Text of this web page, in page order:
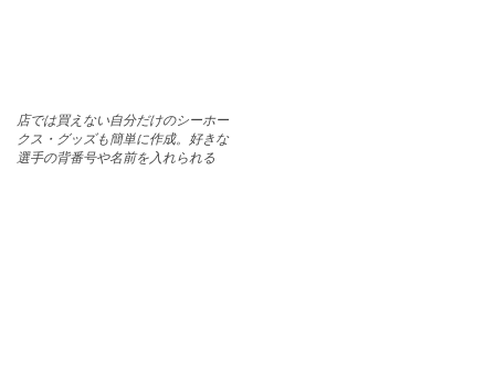
店では買えない自分だけのシーホー
クス・グッズも簡単に作成。好きな
選手の背番号や名前を入れられる